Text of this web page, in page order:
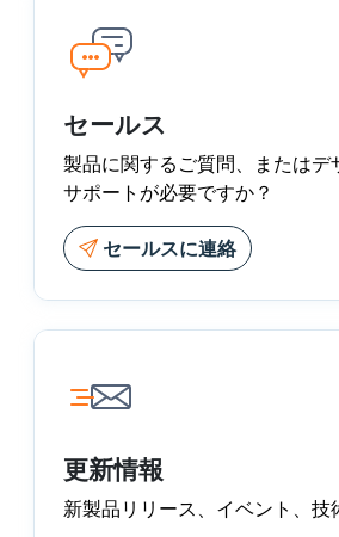
セールス
製品に関するご質問、またはデ
サポートが必要ですか？
セールスに連絡
更新情報
新製品リリース、イベント、技